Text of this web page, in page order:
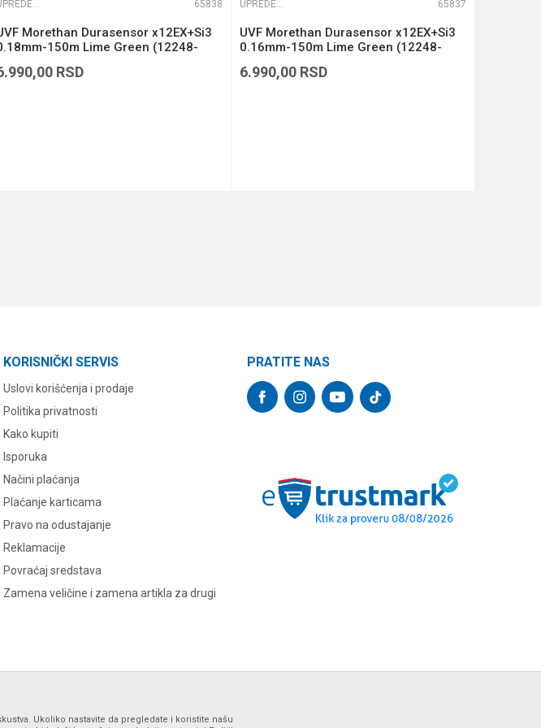
UPREDENE STRUNE 65838
Morethan Durasensor x12EX+Si3
150m Lime Green (12248-
RSD
UPREDENE STRUNE 65837
UVF Morethan Durasensor x12EX+Si3
0.16mm-150m Lime Green (12248-
6.990,00 RSD
KORISNIČKI SERVIS
Uslovi korišćenja i prodaje
Politika privatnosti
Kako kupiti
Isporuka
Načini plaćanja
Plaćanje karticama
Pravo na odustajanje
Reklamacije
Povraćaj sredstava
Zamena veličine i zamena artikla za drugi
PRATITE NAS
Ukoliko nastavite da pregledate i koristite našu